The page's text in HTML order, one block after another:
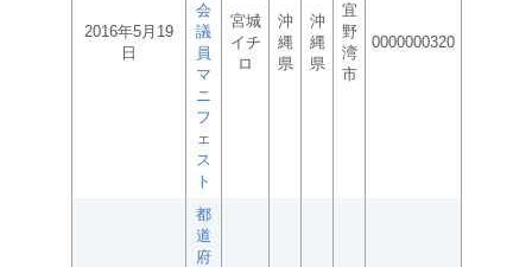
2016年5月19
日
会
議
員
マ
ニ
フ
ェ
ス
ト
宮城
イチ
ロ
沖
縄
県
沖
縄
県
宜
野
湾
市
0000000320
都
道
府